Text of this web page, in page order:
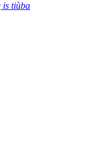
is tiùba